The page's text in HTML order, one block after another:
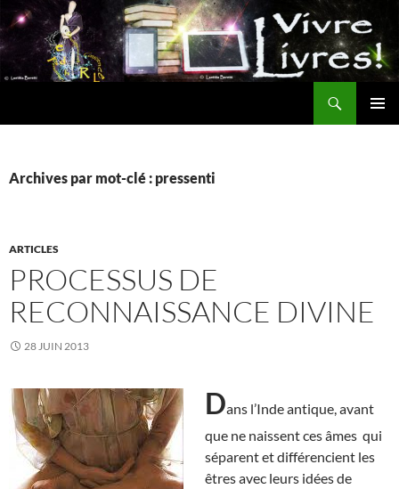
Aller
au
contenu
Archives par mot-clé : pressenti
ARTICLES
PROCESSUS DE
RECONNAISSANCE DIVINE
28 JUIN 2013
Dans l’Inde antique, avant
que ne naissent ces âmes qui
séparent et différencient les
êtres avec leurs idées de